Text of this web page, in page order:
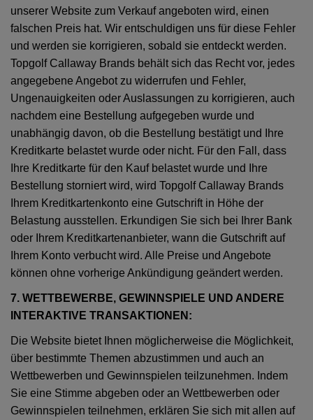
unserer Website zum Verkauf angeboten wird, einen
falschen Preis hat. Wir entschuldigen uns für diese Fehler
und werden sie korrigieren, sobald sie entdeckt werden.
Topgolf Callaway Brands behält sich das Recht vor, jedes
angegebene Angebot zu widerrufen und Fehler,
Ungenauigkeiten oder Auslassungen zu korrigieren, auch
nachdem eine Bestellung aufgegeben wurde und
unabhängig davon, ob die Bestellung bestätigt und Ihre
Kreditkarte belastet wurde oder nicht. Für den Fall, dass
Ihre Kreditkarte für den Kauf belastet wurde und Ihre
Bestellung storniert wird, wird Topgolf Callaway Brands
Ihrem Kreditkartenkonto eine Gutschrift in Höhe der
Belastung ausstellen. Erkundigen Sie sich bei Ihrer Bank
oder Ihrem Kreditkartenanbieter, wann die Gutschrift auf
Ihrem Konto verbucht wird. Alle Preise und Angebote
können ohne vorherige Ankündigung geändert werden.
7. WETTBEWERBE, GEWINNSPIELE UND ANDERE
INTERAKTIVE TRANSAKTIONEN:
Die Website bietet Ihnen möglicherweise die Möglichkeit,
über bestimmte Themen abzustimmen und auch an
Wettbewerben und Gewinnspielen teilzunehmen. Indem
Sie eine Stimme abgeben oder an Wettbewerben oder
Gewinnspielen teilnehmen, erklären Sie sich mit allen auf